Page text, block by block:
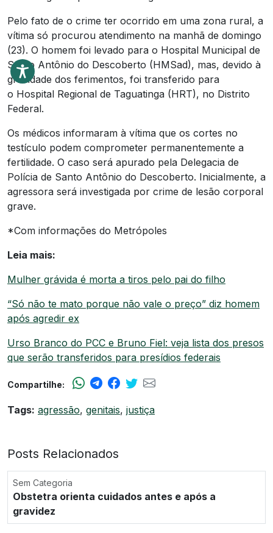
Pelo fato de o crime ter ocorrido em uma zona rural, a
vítima só procurou atendimento na manhã de domingo
(23). O homem foi levado para o Hospital Municipal de
Santo Antônio do Descoberto (HMSad), mas, devido à
gravidade dos ferimentos, foi transferido para
o Hospital Regional de Taguatinga (HRT), no Distrito
Federal.
Os médicos informaram à vítima que os cortes no
testículo podem comprometer permanentemente a
fertilidade. O caso será apurado pela Delegacia de
Polícia de Santo Antônio do Descoberto. Inicialmente, a
agressora será investigada por crime de lesão corporal
grave.
*Com informações do Metrópoles
Leia mais:
Mulher grávida é morta a tiros pelo pai do filho
“Só não te mato porque não vale o preço” diz homem
após agredir ex
Urso Branco do PCC e Bruno Fiel: veja lista dos presos
que serão transferidos para presídios federais
Compartilhe:
Tags: agressão, genitais, justiça
Posts Relacionados
Sem Categoria
Obstetra orienta cuidados antes e após a
gravidez